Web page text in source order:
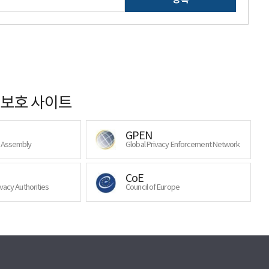
호 사이트
GPEN
Global Privacy Enforcement Network
Authorities
CoE
Council of Europe